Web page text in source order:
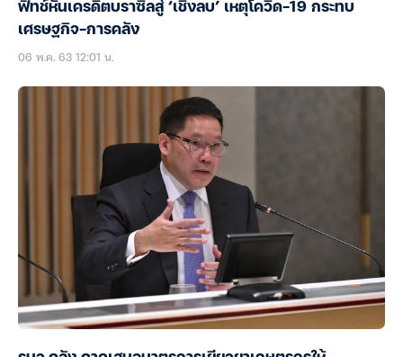
ฟิทช์หั่นเครดิตบราซิลสู่ ‘เชิงลบ’ เหตุโควิด-19 กระทบ
เศรษฐกิจ-การคลัง
06 พ.ค. 63 12:01 น.